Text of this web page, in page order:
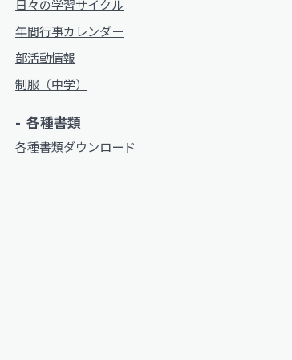
日々の学習サイクル
年間行事カレンダー
部活動情報
制服（中学）
各種書類
各種書類ダウンロード